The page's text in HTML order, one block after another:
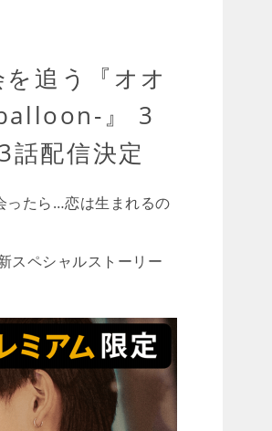
追う『オオ
』 3
話配信決定
ったら…恋は生まれるの
スペシャルストーリー